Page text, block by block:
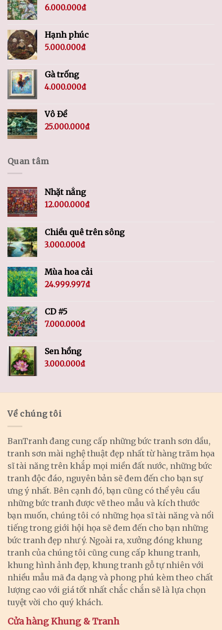
6.000.000₫
Hạnh phúc
5.000.000₫
Gà trống
4.000.000₫
Vô Đề
25.000.000₫
Quan tâm
Nhặt nắng
12.000.000₫
Chiều quê trên sông
3.000.000₫
Mùa hoa cải
24.999.997₫
CD #5
7.000.000₫
Sen hồng
3.000.000₫
Về chúng tôi
BanTranh đang cung cấp những bức tranh sơn dầu,
tranh sơn mài nghệ thuật đẹp nhất từ hàng trăm họa
sĩ tài năng trên khắp mọi miền đất nước, những bức
tranh độc đáo, nguyên bản sẽ đem đến cho bạn sự
ưng ý nhất. Bên cạnh đó, bạn cũng có thể yêu cầu
những bức tranh được vẽ theo mẫu và kích thước
bạn muốn, chúng tôi có những họa sĩ tài năng và nổi
tiếng trong giới hội họa sẽ đem đến cho bạn những
bức tranh đẹp như ý. Ngoài ra, xưởng đóng khung
tranh của chúng tôi cũng cung cấp khung tranh,
khung hình ảnh đẹp, khung tranh gỗ tự nhiên với
nhiều mẫu mã đa dạng và phong phú kèm theo chất
lượng cao với giá tốt nhất chắc chắn sẽ là lựa chọn
tuyệt vời cho quý khách.
Cửa hàng Khung & Tranh